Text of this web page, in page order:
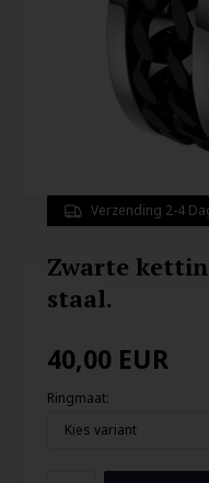
Verzending 2-4
Zwarte
staal.
40,00 EUR
Ringmaat: